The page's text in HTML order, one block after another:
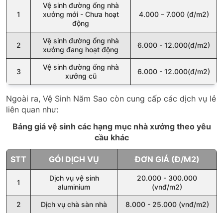
1
Vệ sinh đường ổng nhà
xưởng mới - Chưa hoạt
động
4.000 – 7.000 (đ/m2)
2
Vệ sinh đường ổng nhà
xưởng đang hoạt động
6.000 - 12.000(đ/m2)
3
Vệ sinh đường ổng nhà
xưởng cũ
6.000 - 12.000(đ/m2)
Ngoài ra, Vệ Sinh Năm Sao còn cung cấp các dịch vụ lẻ
liên quan như:
Bảng giá vệ sinh các hạng mục nhà xưởng theo yêu
cầu khác
STT GÓI DỊCH VỤ ĐƠN GIÁ (Đ/M2)
1
Dịch vụ vệ sinh
aluminium
20.000 - 300.000
(vnđ/m2)
2 Dịch vụ chà sàn nhà 8.000 - 25.000 (vnđ/m2)